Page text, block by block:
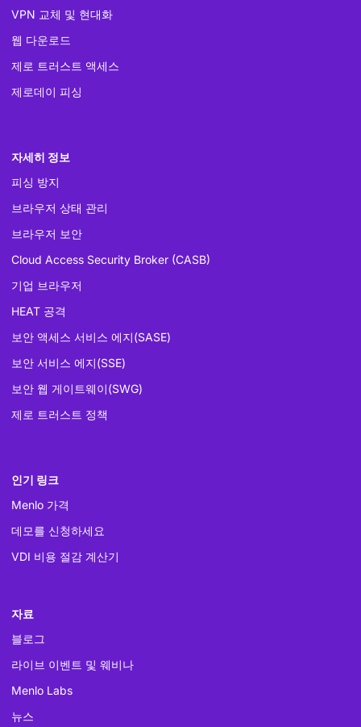
VPN 교체 및 현대화
웹 다운로드
제로 트러스트 액세스
제로데이 피싱
자세히 정보
피싱 방지
브라우저 상태 관리
브라우저 보안
Cloud Access Security Broker (CASB)
기업 브라우저
HEAT 공격
보안 액세스 서비스 에지(SASE)
보안 서비스 에지(SSE)
보안 웹 게이트웨이(SWG)
제로 트러스트 정책
인기 링크
Menlo 가격
데모를 신청하세요
VDI 비용 절감 계산기
자료
블로그
라이브 이벤트 및 웨비나
Menlo Labs
뉴스